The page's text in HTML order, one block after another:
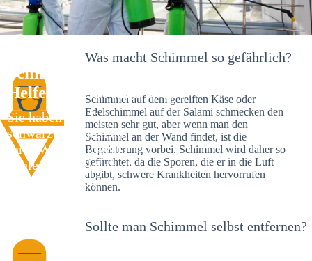
Schimmelexperte in Gailbach – Ihr
Helfer an Ort und Stelle
Sie haben kürzlich
schwarze Flecken an
Ihrer Wand entdeckt?
Schlechte Nachrichten:
Sie haben einen
Was macht Schimmel so gefährlich?
Schimmel auf dem gereiften Käse oder
Edelschimmel auf der Salami schmecken den
meisten sehr gut, aber wenn man den
Schimmel an der Wand findet, ist die
Begeisterung vorbei. Schimmel wird daher so
gefürchtet, da die Sporen, die er in die Luft
abgibt, schwere Krankheiten hervorrufen
können.
Sollte man Schimmel selbst entfernen?